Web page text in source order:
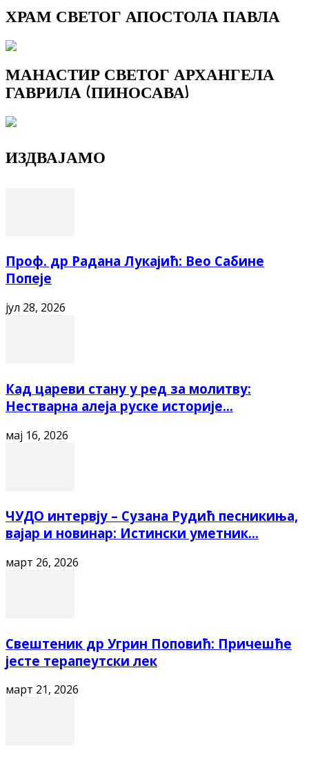
ХРАМ СВЕТОГ АПОСТОЛА ПАВЛА
МАНАСТИР СВЕТОГ АРХАНГЕЛА
ГАВРИЛА (ПИНОСАВА)
ИЗДВАЈАМО
Проф. др Радана Лукајић: Вео Сабине
Попеје
јул 28, 2026
Кад цареви стану у ред за молитву:
Нестварна алеја руске историје...
мај 16, 2026
ЧУДО интервју – Сузана Рудић песникиња,
вајар и новинар: Истински уметник...
март 26, 2026
Свештеник др Угрин Поповић: Причешће
јесте терапеутски лек
март 21, 2026